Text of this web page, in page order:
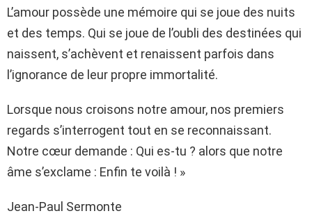
L’amour possède une mémoire qui se joue des nuits
et des temps. Qui se joue de l’oubli des destinées qui
naissent, s’achèvent et renaissent parfois dans
l’ignorance de leur propre immortalité.
Lorsque nous croisons notre amour, nos premiers
regards s’interrogent tout en se reconnaissant.
Notre cœur demande : Qui es-tu ? alors que notre
âme s’exclame : Enfin te voilà ! »
Jean-Paul Sermonte